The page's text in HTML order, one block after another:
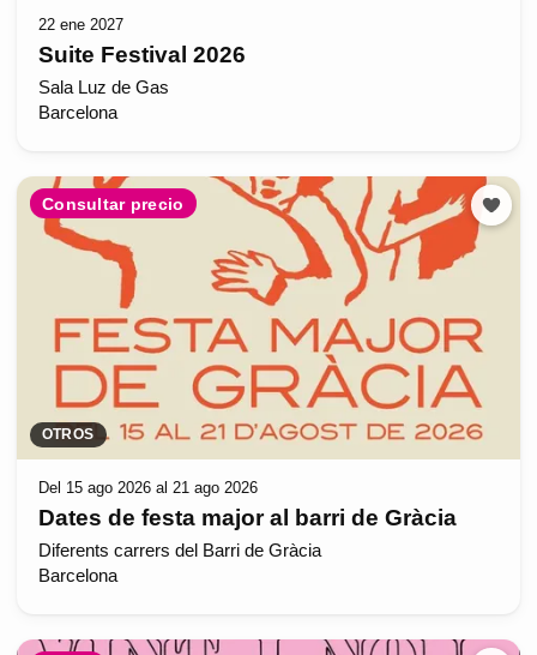
22 ene 2027
Suite Festival 2026
Sala Luz de Gas
Barcelona
Consultar precio
OTROS
Del 15 ago 2026 al 21 ago 2026
Dates de festa major al barri de Gràcia
Diferents carrers del Barri de Gràcia
Barcelona